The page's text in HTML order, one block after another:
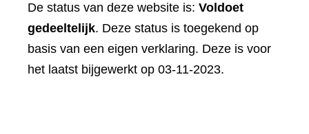
De status van deze website is: Voldoet
gedeeltelijk. Deze status is toegekend op
basis van een eigen verklaring. Deze is voor
het laatst bijgewerkt op 03-11-2023.